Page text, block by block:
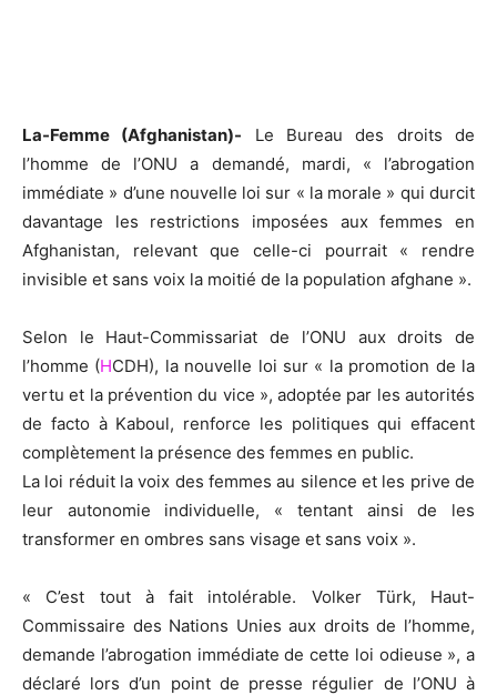
La-Femme (Afghanistan)- Le Bureau des droits de
l’homme de l’ONU a demandé, mardi, « l’abrogation
immédiate » d’une nouvelle loi sur « la morale » qui durcit
davantage les restrictions imposées aux femmes en
Afghanistan, relevant que celle-ci pourrait « rendre
invisible et sans voix la moitié de la population afghane ».
Selon le Haut-Commissariat de l’ONU aux droits de
l’homme (HCDH), la nouvelle loi sur « la promotion de la
vertu et la prévention du vice », adoptée par les autorités
de facto à Kaboul, renforce les politiques qui effacent
complètement la présence des femmes en public.
La loi réduit la voix des femmes au silence et les prive de
leur autonomie individuelle, « tentant ainsi de les
transformer en ombres sans visage et sans voix ».
« C’est tout à fait intolérable. Volker Türk, Haut-
Commissaire des Nations Unies aux droits de l’homme,
demande l’abrogation immédiate de cette loi odieuse », a
déclaré lors d’un point de presse régulier de l’ONU à